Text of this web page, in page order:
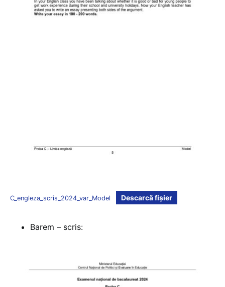
C_engleza_scris_2024_var_Model Descarcă fișier
Barem – scris: